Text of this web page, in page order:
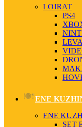
LOJRAT
PS4
ENE
ENE
SET